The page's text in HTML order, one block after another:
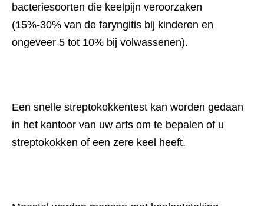
bacteriesoorten die keelpijn veroorzaken
(15%-30% van de faryngitis bij kinderen en
ongeveer 5 tot 10% bij volwassenen).
Een snelle streptokokkentest kan worden gedaan
in het kantoor van uw arts om te bepalen of u
streptokokken of een zere keel heeft.